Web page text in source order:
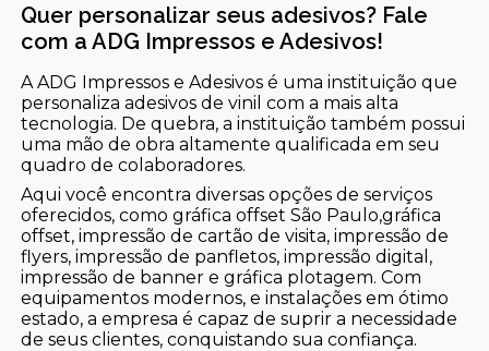
Quer personalizar seus adesivos? Fale
com a ADG Impressos e Adesivos!
A ADG Impressos e Adesivos é uma instituição que
personaliza adesivos de vinil com a mais alta
tecnologia. De quebra, a instituição também possui
uma mão de obra altamente qualificada em seu
quadro de colaboradores.
Aqui você encontra diversas opções de serviços
oferecidos, como gráfica offset São Paulo,gráfica
offset, impressão de cartão de visita, impressão de
flyers, impressão de panfletos, impressão digital,
impressão de banner e gráfica plotagem. Com
equipamentos modernos, e instalações em ótimo
estado, a empresa é capaz de suprir a necessidade
de seus clientes, conquistando sua confiança.